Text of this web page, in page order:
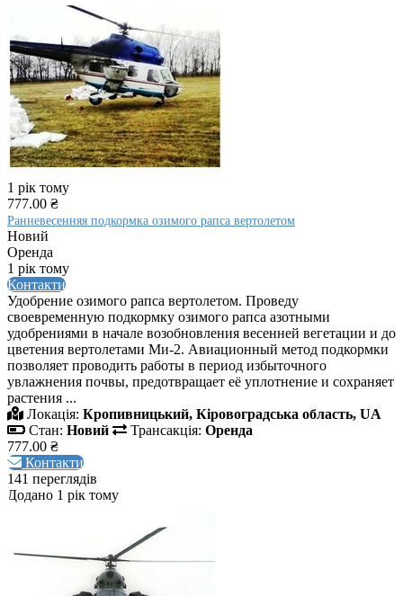
1 рік тому
777.00 ₴
Ранневесенняя подкормка озимого рапса вертолетом
Новий
Оренда
1 рік тому
Контакти
Удобрение озимого рапса вертолетом. Проведу
своевременную подкормку озимого рапса азотными
удобрениями в начале возобновления весенней вегетации и до
цветения вертолетами Ми-2. Авиационный метод подкормки
позволяет проводить работы в период избыточного
увлажнения почвы, предотвращает её уплотнение и сохраняет
растения ...
Локація: Кропивницький, Кіровоградська область, UA
Стан: Новий Трансакція: Оренда
777.00 ₴
Контакти
141 переглядів
Додано 1 рік тому